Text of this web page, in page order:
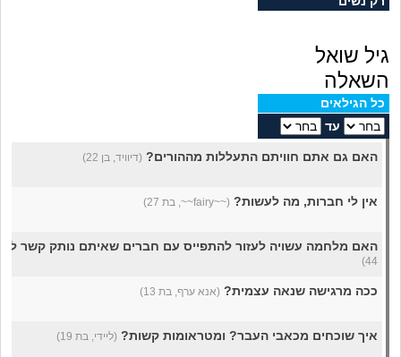
חיות מחמד
יוקר המחיה
גאווה
גיל שואל
השאלה
כל הגילאים
עד
האם גם אתם חוויתם התעללות מההורים? (דיוויד, בן 22)
אין לי חברות, מה לעשות? (~~fairy~~, בת 27)
האם מלחמה עשויה לעזור להתפייס עם חברים שאיתם נותק קשר לפני 4
44)
ככה מרגישה שנאה עצמית? (אנא ערף, בת 13)
איך שוכחים מכאבי העבר? ומטראומות קשות? (ליידי, בת 19)